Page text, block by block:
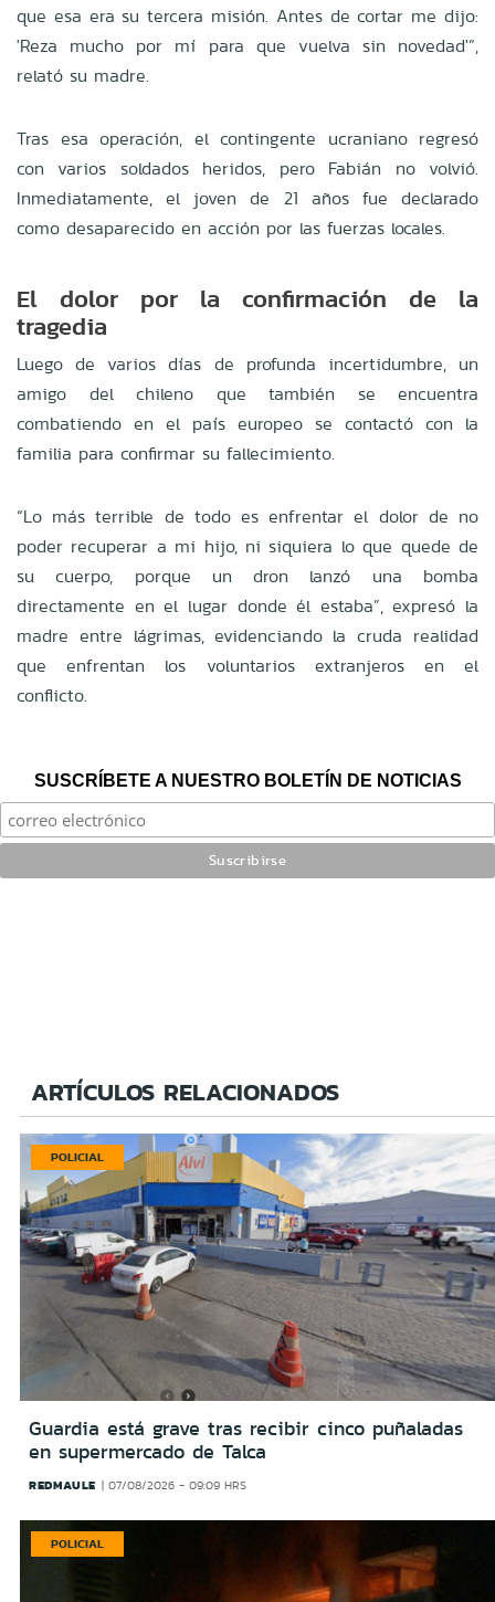
que esa era su tercera misión. Antes de cortar me dijo:
'Reza mucho por mí para que vuelva sin novedad'”,
relató su madre.
Tras esa operación, el contingente ucraniano regresó
con varios soldados heridos, pero Fabián no volvió.
Inmediatamente, el joven de 21 años fue declarado
como desaparecido en acción por las fuerzas locales.
El dolor por la confirmación de la
tragedia
Luego de varios días de profunda incertidumbre, un
amigo del chileno que también se encuentra
combatiendo en el país europeo se contactó con la
familia para confirmar su fallecimiento.
“Lo más terrible de todo es enfrentar el dolor de no
poder recuperar a mi hijo, ni siquiera lo que quede de
su cuerpo, porque un dron lanzó una bomba
directamente en el lugar donde él estaba”, expresó la
madre entre lágrimas, evidenciando la cruda realidad
que enfrentan los voluntarios extranjeros en el
conflicto.
SUSCRÍBETE A NUESTRO BOLETÍN DE NOTICIAS
ARTÍCULOS RELACIONADOS
POLICIAL
Guardia está grave tras recibir cinco puñaladas
en supermercado de Talca
REDMAULE 07/08/2026 - 09:09 HRS
POLICIAL